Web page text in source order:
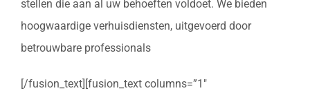
stellen die aan al uw behoeften voldoet. We bieden
hoogwaardige verhuisdiensten, uitgevoerd door
betrouwbare professionals
[/fusion_text][fusion_text columns=”1″